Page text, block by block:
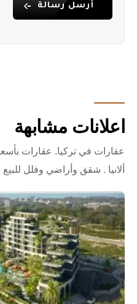
أرسل رسالة
اعلانات مشابهة
عقارات في تركيا. عقارات
ألانيا . شقق وأراضي وفلل للبيع